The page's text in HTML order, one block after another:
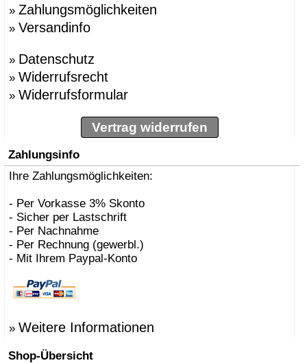
» Zahlungsmöglichkeiten
» Versandinfo
» Datenschutz
» Widerrufsrecht
» Widerrufsformular
Vertrag widerrufen
Zahlungsinfo
Ihre Zahlungsmöglichkeiten:
- Per Vorkasse 3% Skonto
- Sicher per Lastschrift
- Per Nachnahme
- Per Rechnung (gewerbl.)
- Mit Ihrem Paypal-Konto
» Weitere Informationen
Shop-Übersicht